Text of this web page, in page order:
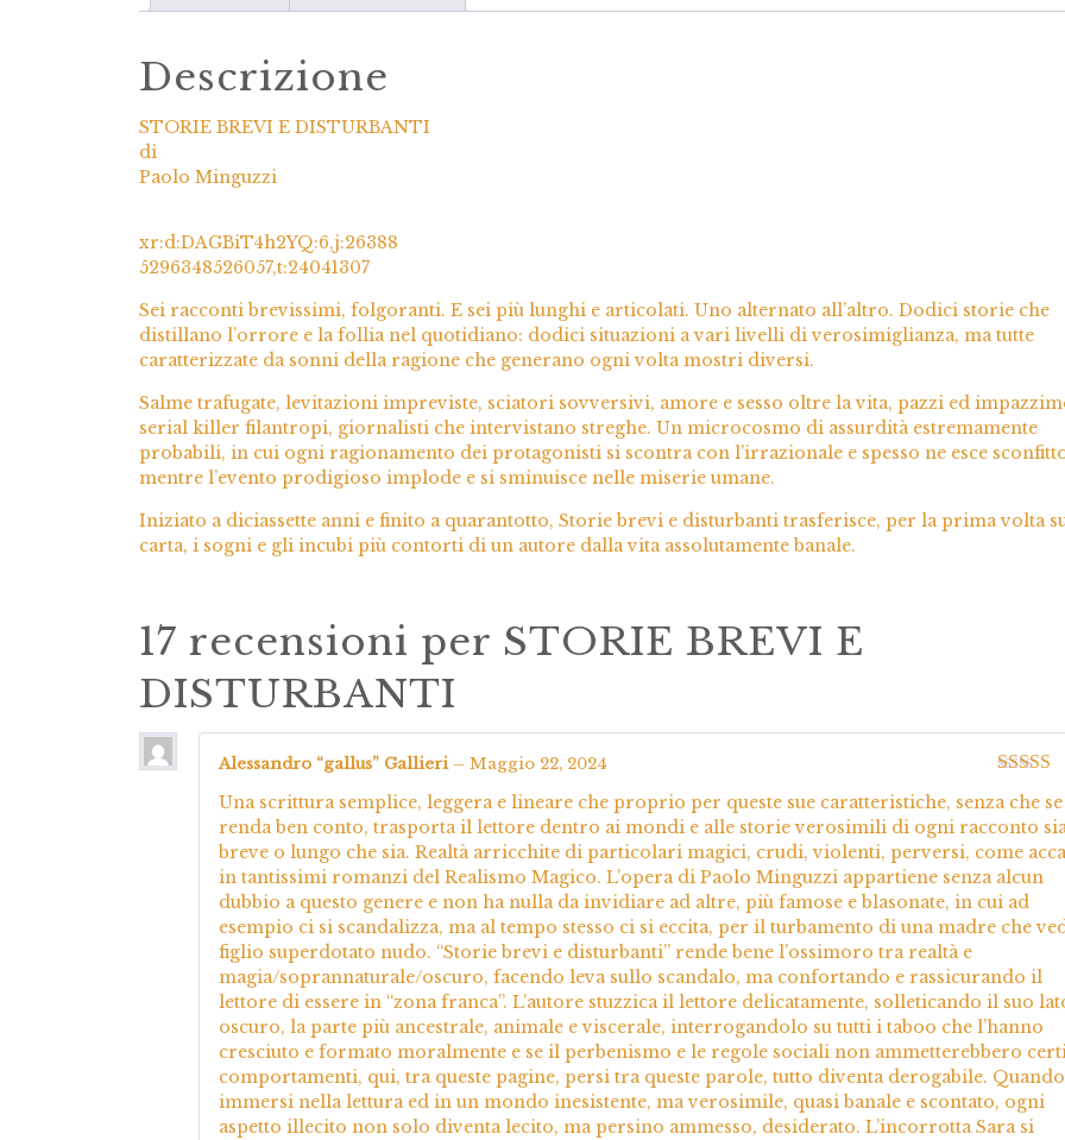
Descrizione
STORIE BREVI E DISTURBANTI
di
Paolo Minguzzi
xr:d:DAGBiT4h2YQ:6,j:26388
5296348526057,t:24041307
Sei racconti brevissimi, folgoranti. E sei più lunghi e articolati. Uno alternato all’altro. Dodici storie che
distillano l’orrore e la follia nel quotidiano: dodici situazioni a vari livelli di verosimiglianza, ma tutte
caratterizzate da sonni della ragione che generano ogni volta mostri diversi.
Salme trafugate, levitazioni impreviste, sciatori sovversivi, amore e sesso oltre la vita, pazzi ed
serial killer filantropi, giornalisti che intervistano streghe. Un microcosmo di assurdità estremamente
probabili, in cui ogni ragionamento dei protagonisti si scontra con l’irrazionale e spesso ne esce
mentre l’evento prodigioso implode e si sminuisce nelle miserie umane.
Iniziato a diciassette anni e finito a quarantotto, Storie brevi e disturbanti trasferisce, per la prima volta
carta, i sogni e gli incubi più contorti di un autore dalla vita assolutamente banale.
17 recensioni per STORIE BREVI E
DISTURBANTI
Valutato
5
Alessandro “gallus” Gallieri – Maggio 22, 2024
Una scrittura semplice, leggera e lineare che proprio per queste sue caratteristiche, senza che
renda ben conto, trasporta il lettore dentro ai mondi e alle storie verosimili di ogni racconto
breve o lungo che sia. Realtà arricchite di particolari magici, crudi, violenti, perversi, come
in tantissimi romanzi del Realismo Magico. L’opera di Paolo Minguzzi appartiene senza alcun
dubbio a questo genere e non ha nulla da invidiare ad altre, più famose e blasonate, in cui ad
esempio ci si scandalizza, ma al tempo stesso ci si eccita, per il turbamento di una madre che
figlio superdotato nudo. “Storie brevi e disturbanti” rende bene l’ossimoro tra realtà e
magia/soprannaturale/oscuro, facendo leva sullo scandalo, ma confortando e rassicurando il
lettore di essere in “zona franca”. L’autore stuzzica il lettore delicatamente, solleticando il suo
oscuro, la parte più ancestrale, animale e viscerale, interrogandolo su tutti i taboo che l’hanno
cresciuto e formato moralmente e se il perbenismo e le regole sociali non ammetterebbero
comportamenti, qui, tra queste pagine, persi tra queste parole, tutto diventa derogabile.
immersi nella lettura ed in un mondo inesistente, ma verosimile, quasi banale e scontato, ogni
aspetto illecito non solo diventa lecito, ma persino ammesso, desiderato. L’incorrotta Sara si